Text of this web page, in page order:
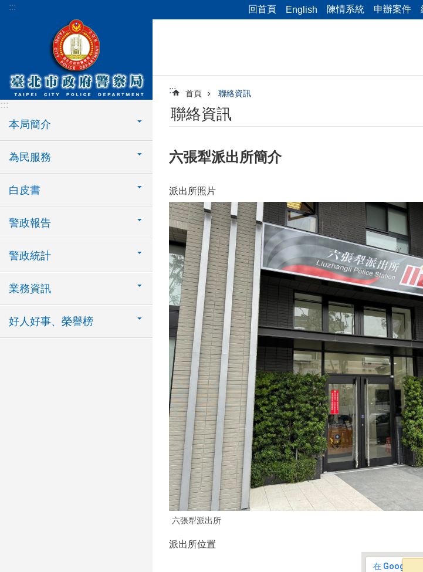
跳到主要內容區塊
::: 回首頁 English 陳情系統 申辦案件
:::
本局簡介
為民服務
白皮書
警政報告
警政統計
業務資訊
好人好事、榮譽榜
::: 首頁 聯絡資訊
聯絡資訊
六張犁派出所簡介
派出所照片
六張犁派出所
派出所位置